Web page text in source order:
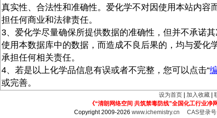
真实性、合法性和准确性。爱化学不对因使用本站内容
担任何商业和法律责任。
3、爱化学尽量确保所提供数据的准确性，但并不承诺
使用本数据库中的数据，而造成不良后果的，均与爱化
承担任何相关责任。
4、若是以上化学品信息有误或者不完整，您可以点击“
或完善。
设为首页 加入收藏
《“清朗网络空间 共筑禁毒防线”全国化工行业净
Copyright 2009-2026www.ichemistry.cn
CAS登录